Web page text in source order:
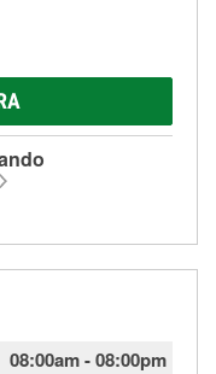
08:00am-08:00pm